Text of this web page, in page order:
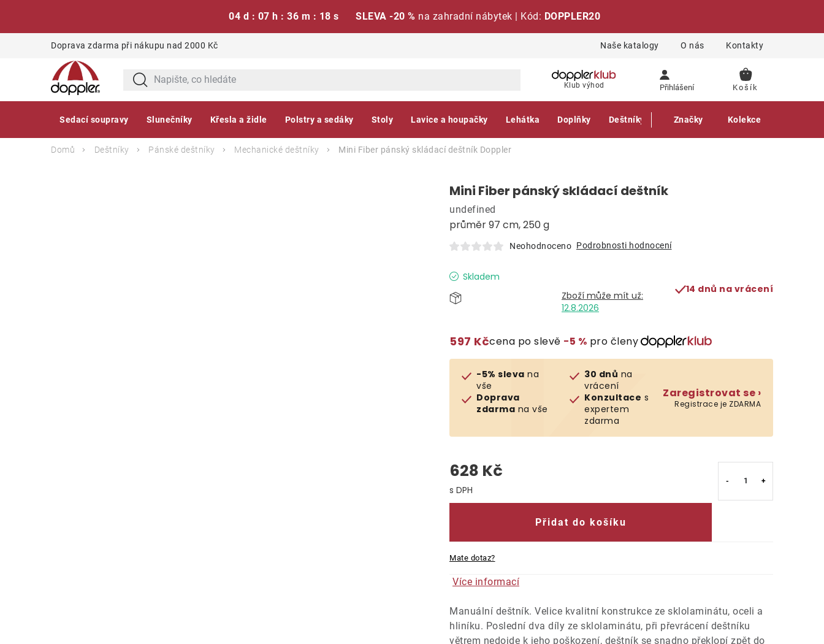
04 d : 07 h : 36 m : 17 s SLEVA -20 % na zahradní nábytek | Kód: DOPPLER20
Doprava zdarma při nákupu nad 2000 Kč Naše katalogy O nás Kontakty
Klub výhod Přihlášení
NÁKUPNÍ
Sedací soupravy Slunečníky Křesla a židle Polstry a sedáky Stoly Lavice a houpačky Lehátka Doplňky Deštníky Gastro produkty
Značky Kolekce
Domů Deštníky Pánské deštníky Mechanické deštníky Mini Fiber pánský skládací deštník Doppler
Mini Fiber pánský skládací deštník
průměr 97 cm, 250 g
undefined
Neohodnoceno Podrobnosti hodnocení
Skladem
12.8.2026
14 dnů na vrácení
597 Kčcena po slevě −5 % pro členy
-5% sleva na
vše
Doprava
zdarma na vše
30 dnů na
vrácení
Konzultace s
expertem
zdarma
Zaregistrovat se ›
Registrace je ZDARMA
628 Kč
Měrná cena:
Přidat do košíku
Mate dotaz?
Více informací
Manuální deštník. Velice kvalitní konstrukce ze sklolaminátu, oceli a
hliníku. Poslední dva díly ze sklolaminátu, při převrácení deštníku
větrem nedojde k jeho poškození, deštník se snadno překlopí zpět do